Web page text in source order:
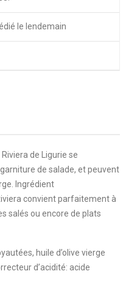
le lendemain
de Ligurie se
de salade, et peuvent
Ingrédient
convient parfaitement à
salés ou encore de plats
huile d’olive vierge
d’acidité: acide